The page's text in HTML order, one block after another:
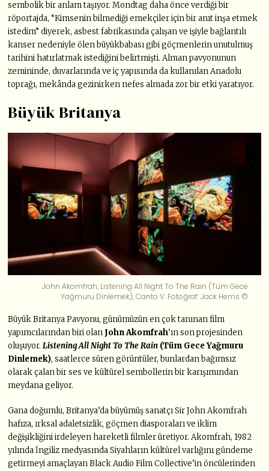
sembolik bir anlam taşıyor. Mondtag daha önce verdiği bir
röportajda, “Kimsenin bilmediği emekçiler için bir anıt inşa etmek
istedim” diyerek, asbest fabrikasında çalışan ve işiyle bağlantılı
kanser nedeniyle ölen büyükbabası gibi göçmenlerin unutulmuş
tarihini hatırlatmak istediğini belirtmişti. Alman pavyonunun
zemininde, duvarlarında ve iç yapısında da kullanılan Anadolu
toprağı, mekânda gezinirken nefes almada zor bir etki yaratıyor.
Büyük Britanya
John Akomfrah, Listening All Night To The Rain (Tüm Gece
Yağmuru Dinlemek), Canto V. Fotoğraf: Jack Hems ©
Büyük Britanya Pavyonu, günümüzün en çok tanınan film
yapımcılarından biri olan John Akomfrah’ın son projesinden
oluşuyor. Listening All Night To The Rain (Tüm Gece Yağmuru
Dinlemek), saatlerce süren görüntüler, bunlardan bağımsız
olarak çalan bir ses ve kültürel sembollerin bir karışımından
meydana geliyor.
Gana doğumlu, Britanya’da büyümüş sanatçı Sir John Akomfrah
hafıza, ırksal adaletsizlik, göçmen diasporaları ve iklim
değişikliğini irdeleyen hareketli filmler üretiyor. Akomfrah, 1982
yılında İngiliz medyasında Siyahların kültürel varlığını gündeme
getirmeyi amaçlayan Black Audio Film Collective’in öncülerinden